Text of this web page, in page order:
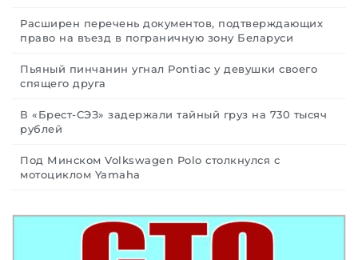
Расширен перечень документов, подтверждающих
право на въезд в пограничную зону Беларуси
Пьяный пинчанин угнал Pontiac у девушки своего
спящего друга
В «Брест-СЭЗ» задержали тайный груз на 730 тысяч
рублей
Под Минском Volkswagen Polo столкнулся с
мотоциклом Yamaha